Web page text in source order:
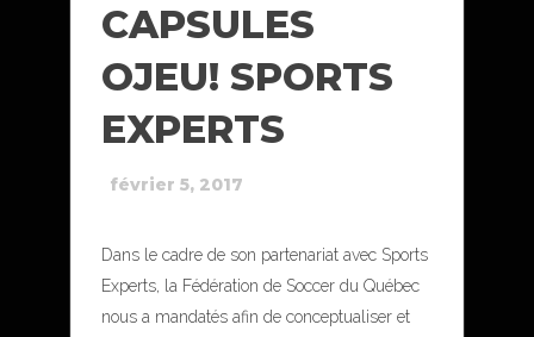
CAPSULES
OJEU! SPORTS
EXPERTS
février 5, 2017
Dans le cadre de son partenariat avec Sports
Experts, la Fédération de Soccer du Québec
nous a mandatés afin de conceptualiser et